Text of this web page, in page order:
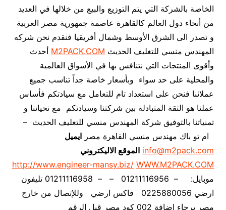
الخاصة بالشركة التي يتم التوزيع والبيع من خلالها في العديد
من أنحاء دول العالم كالقاهرة عاصمة جمهورية مصر العربية
و تصدر الى الشرق الأوسط وشمال أفريقيا فنقدم نحن شركه
المهندس منسي للتغليف الحديث M2PACK.COM أحدث
وأقوى المنتجات التي نتنافس بها في الأسواق العالمية
والمحلية على حد سواء وبأسعار خاصة جداً تناسب جميع
عملائنا فنحن على استعداد تام للتعامل مع سيادتكم فأساس
عملنا هو الثقة المتبادلة بين شركتنا وسيادتكم مع تحياتنا و
تمنياتنا بالتوفيق شركة المهندس منسي للتغليف الحديث –
ام تو باك مهندس منسي القاهرة مصر ايميل
info@m2pack.com الموقع الاليكتروني
http://www.engineer-mansy.biz/ WWW.M2PACK.COM
موبايل: – 01211116956 – – 01211116958 تليفون
ارضي 0225880056 فاكس ارضي
وللإتصال من خارج
مصر برجاء إضافة 002 كود مصر قبل الرقم